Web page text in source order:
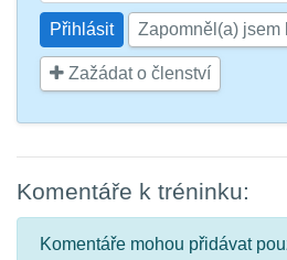
Zapomněl(a) jsem
Zažádat o členství
Komentáře k tréninku:
Komentáře mohou přidávat